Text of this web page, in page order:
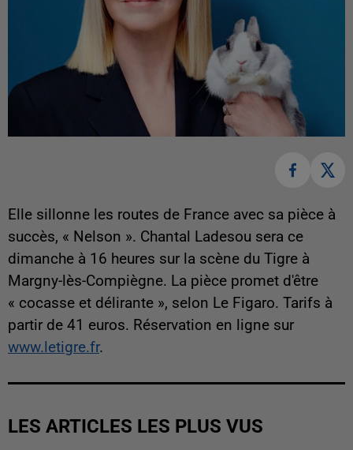
Elle sillonne les routes de France avec sa pièce à
succès, « Nelson ». Chantal Ladesou sera ce
dimanche à 16 heures sur la scène du Tigre à
Margny-lès-Compiègne. La pièce promet d'être
« cocasse et délirante », selon Le Figaro. Tarifs à
partir de 41 euros. Réservation en ligne sur
www.letigre.fr.
LES ARTICLES LES PLUS VUS